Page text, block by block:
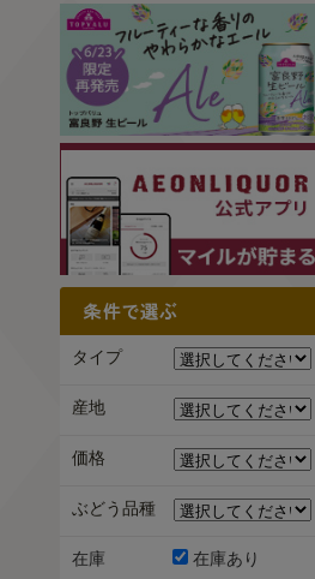
タイプ
産地
価格
ぶどう品種
在庫 在庫あり